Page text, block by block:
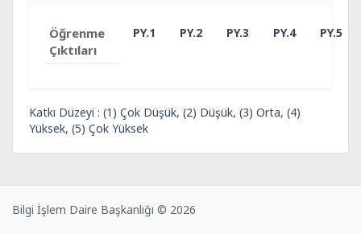
Öğrenme
Çıktıları
PY.1 PY.2 PY.3 PY.4 PY.5
Katkı Düzeyi : (1) Çok Düşük, (2) Düşük, (3) Orta, (4)
Yüksek, (5) Çok Yüksek
Bilgi İşlem Daire Başkanlığı © 2026